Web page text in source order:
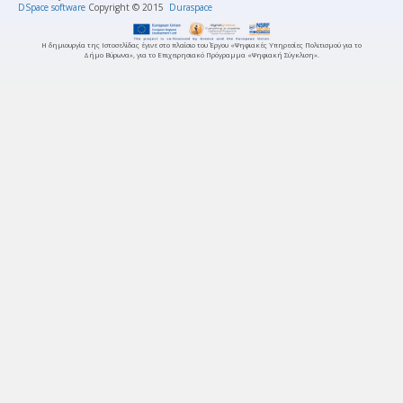
DSpace software Copyright © 2015 Duraspace
Η δημιουργία της Ιστοσελίδας έγινε στο πλαίσιο του Έργου «Ψηφιακές Υπηρεσίες Πολιτισμού για το
Δήμο Βύρωνα», για το Επιχειρησιακό Πρόγραμμα «Ψηφιακή Σύγκλιση».